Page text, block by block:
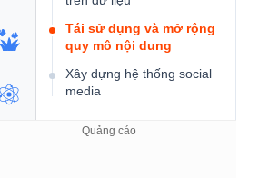
Tái sử dụng và mở rộng
quy mô nội dung
Xây dựng hệ thống social
media